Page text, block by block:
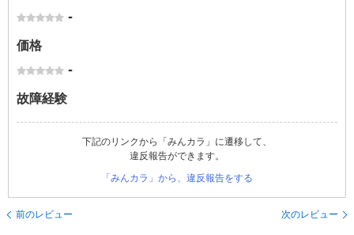
-
価格
-
故障経験
下記のリンクから「みんカラ」に遷移して、
違反報告ができます。
「みんカラ」から、違反報告をする
前のレビュー 次のレビュー